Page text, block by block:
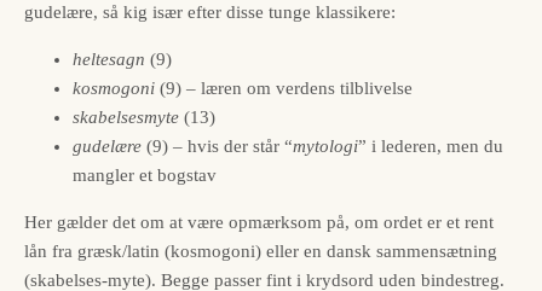
gudelære, så kig især efter disse tunge klassikere:
heltesagn (9)
kosmogoni (9) – læren om verdens tilblivelse
skabelsesmyte (13)
gudelære (9) – hvis der står “mytologi” i lederen, men du
mangler et bogstav
Her gælder det om at være opmærksom på, om ordet er et rent
lån fra græsk/latin (kosmogoni) eller en dansk sammensætning
(skabelses-myte). Begge passer fint i krydsord uden bindestreg.